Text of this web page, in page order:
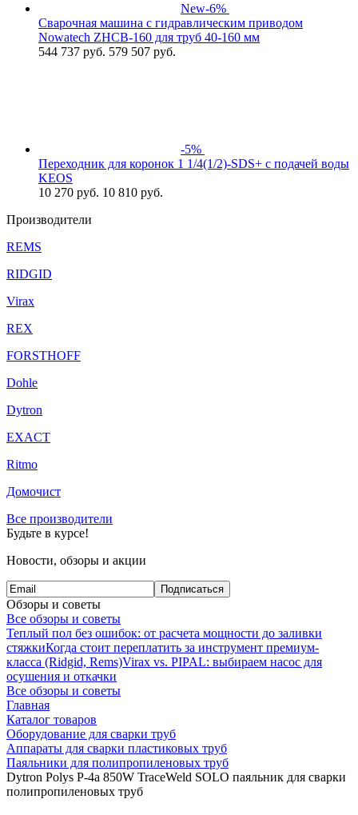
New-6%
Сварочная машина с гидравлическим приводом
Nowatech ZHCB-160 для труб 40-160 мм
544 737 руб. 579 507 руб.
-5%
Переходник для коронок 1 1/4(1/2)-SDS+ с подачей воды
KEOS
10 270 руб. 10 810 руб.
Производители
REMS
RIDGID
Virax
REX
FORSTHOFF
Dohle
Dytron
EXACT
Ritmo
Домочист
Все производители
Будьте в курсе!
Новости, обзоры и акции
Подписаться
Обзоры и советы
Все обзоры и советы
Теплый пол без ошибок: от расчета мощности до заливки
стяжкиКогда стоит переплатить за инструмент премиум-
класса (Ridgid, Rems)Virax vs. PIPAL: выбираем насос для
осушения и откачки
Все обзоры и советы
Главная
Каталог товаров
Оборудование для сварки труб
Аппараты для сварки пластиковых труб
Паяльники для полипропиленовых труб
Dytron Polys P-4a 850W TraceWeld SOLO паяльник для сварки
полипропиленовых труб